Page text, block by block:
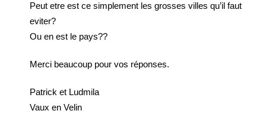
Peut etre est ce simplement les grosses villes qu’il faut
eviter?
Ou en est le pays??
Merci beaucoup pour vos réponses.
Patrick et Ludmila
Vaux en Velin